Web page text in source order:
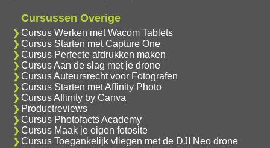
Cursussen Overige
Cursus Werken met Wacom Tablets
Cursus Starten met Capture One
Cursus Perfecte afdrukken maken
Cursus Aan de slag met je drone
Cursus Auteursrecht voor Fotografen
Cursus Starten met Affinity Photo
Cursus Affinity by Canva
Productreviews
Cursus Photofacts Academy
Cursus Maak je eigen fotosite
Cursus Toegankelijk vliegen met de DJI Neo drone